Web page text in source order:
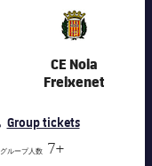
CE Noia
Freixenet
Group tickets
グループ人数 7+